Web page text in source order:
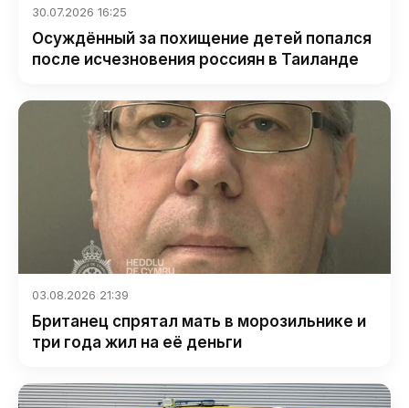
30.07.2026 16:25
Осуждённый за похищение детей попался
после исчезновения россиян в Таиланде
03.08.2026 21:39
Британец спрятал мать в морозильнике и
три года жил на её деньги